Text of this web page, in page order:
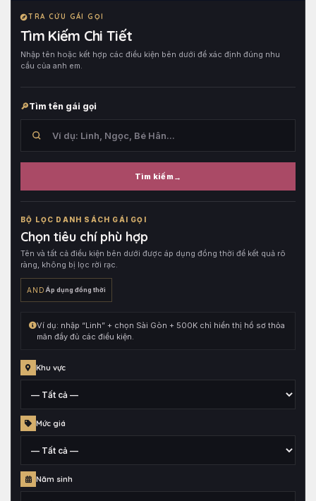
TRA CỨU GÁI GỌI
Tìm Kiếm Chi Tiết
Nhập tên hoặc kết hợp các điều kiện bên dưới để xác định đúng nhu
cầu của anh em.
Tìm tên gái gọi
Tìm kiếm
trong
tên
hồ
sơ,
đó
kết
hợp
cùng
bộ
điều
kiện
đang
chọn.
BỘ LỌC DANH SÁCH GÁI GỌI
Chọn tiêu chí phù hợp
Tên và tất cả điều kiện bên dưới được áp dụng đồng thời để kết quả rõ
ràng, không bị lọc rời rạc.
ANDÁp dụng đồng thời
Ví dụ: nhập “Linh” + chọn Sài Gòn + 500K chỉ hiển thị hồ sơ thỏa
mãn đầy đủ các điều kiện.
Khu vực
Tỉnh,
thành
hoặc
quận
huyện
Mức giá
Mức
giá
Năm sinh